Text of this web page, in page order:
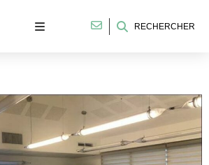
RECHERCHER